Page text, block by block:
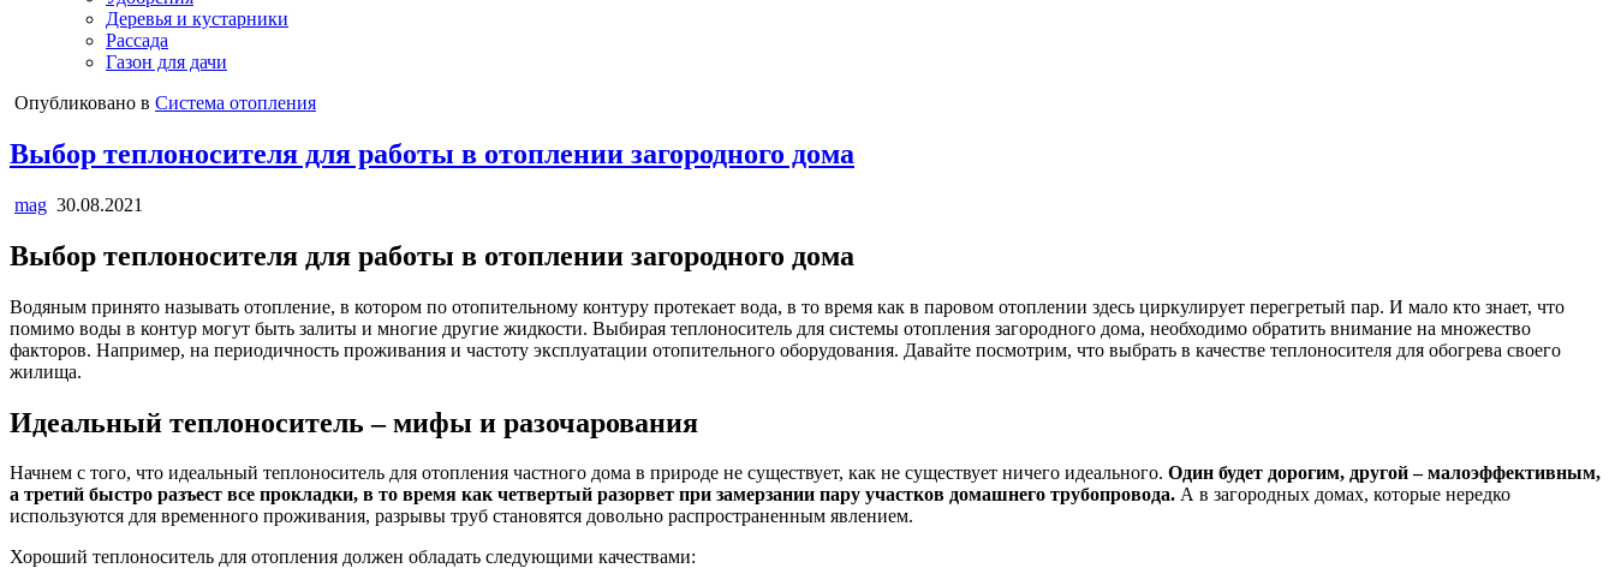
Деревья и кустарники
Рассада
Газон для дачи
Опубликовано в Система отопления
Выбор теплоносителя для работы в отоплении загородного дома
mag 30.08.2021
Выбор теплоносителя для работы в отоплении загородного дома
Водяным принято называть отопление, в котором по отопительному контуру протекает вода, в то время как в паровом отоплении здесь циркулирует перегретый пар. И мало кто знает, что
помимо воды в контур могут быть залиты и многие другие жидкости. Выбирая теплоноситель для системы отопления загородного дома, необходимо обратить внимание на множество
факторов. Например, на периодичность проживания и частоту эксплуатации отопительного оборудования. Давайте посмотрим, что выбрать в качестве теплоносителя для обогрева своего
жилища.
Идеальный теплоноситель – мифы и разочарования
Начнем с того, что идеальный теплоноситель для отопления частного дома в природе не существует, как не существует ничего идеального. Один будет дорогим, другой – малоэффективным,
а третий быстро разъест все прокладки, в то время как четвертый разорвет при замерзании пару участков домашнего трубопровода. А в загородных домах, которые нередко
используются для временного проживания, разрывы труб становятся довольно распространенным явлением.
Хороший теплоноситель для отопления должен обладать следующими качествами: